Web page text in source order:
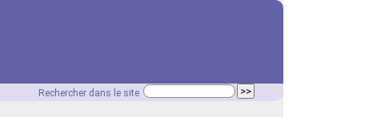
Rechercher dans le site